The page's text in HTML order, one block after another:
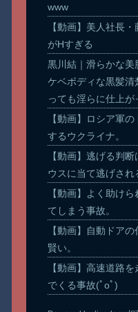
www
【動画】美人社長
がHすぎる
黒川結｜滑らかな美
ケベボディな黒髪清
っても淫らに仕上が
【動画】ロシア軍
するウクライナ。
【動画】逃げる判
ウスに当て逃げされ
【動画】よく助け
てしまう事故。
【動画】自動ドア
賢い。
【動画】高速道路
でくる事故(ﾟoﾟ)